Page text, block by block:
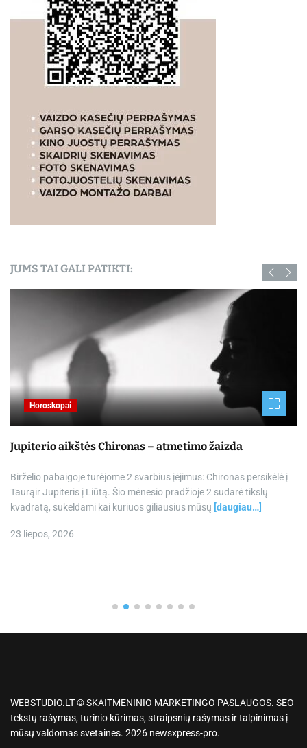
JUMS TAI GALI PATIKTI:
Horoskopai
Jupiterio aikštės Chironas – atmetimo žaizda
Birželio pabaigoje turėjome 2 svarbius įėjimus: Chironas persikėlė į
Taurąir Jupiteris į Liūtą. Šio mėnesio pradžioje 2 sudarė tikslų
kvadratą, sukeldami kai kuriuos giliausius mūsų [daugiau…]
23 liepos, 2026
WEBSTUDIO.LT © SKAITMENINIO MARKETINGO PASLAUGOS. SEO
tekstų rašymas, turinio kūrimas, straipsnių rašymas ir talpinimas į
mūsų valdomas svetaines. 2026 newsxpress-pro.